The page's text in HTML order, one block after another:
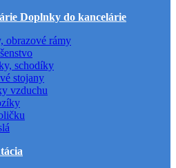
Doplnky do kancelárie
obrazové rámy
schodíky
stojany
vzduchu